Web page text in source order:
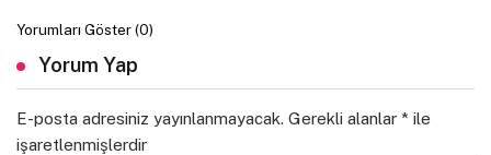
Yorumları Göster (0)
Yorum Yap
E-posta adresiniz yayınlanmayacak. Gerekli alanlar * ile
işaretlenmişlerdir